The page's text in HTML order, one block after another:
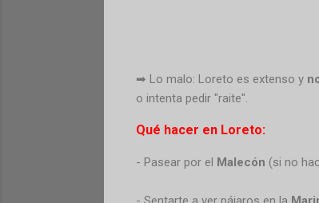
➡ Lo malo: Loreto es extenso y
o intenta pedir "raite".
Qué hacer en Loreto:
- Pasear por el Malecón (si no